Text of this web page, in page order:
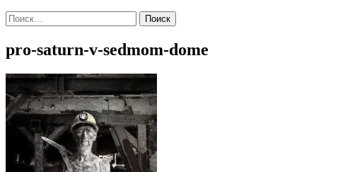
Найти:
pro-saturn-v-sedmom-dome